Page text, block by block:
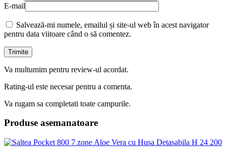
E-mail
Salvează-mi numele, emailul și site-ul web în acest navigator
pentru data viitoare când o să comentez.
Va multumim pentru review-ul acordat.
Rating-ul este necesar pentru a comenta.
Va rugam sa completati toate campurile.
Produse asemanatoare